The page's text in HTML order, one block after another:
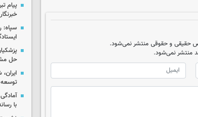
حقیقی و حقوقی منتشر نمی‌شود.
منتشر نمی‌شود.
پیام
خبرنگار
سپاه:
حل
با